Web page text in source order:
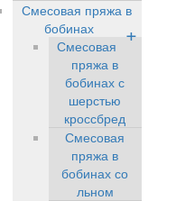
Смесовая пряжа в
бобинах
+
Смесовая
пряжа в
бобинах с
шерстью
кроссбред
Смесовая
пряжа в
бобинах со
льном